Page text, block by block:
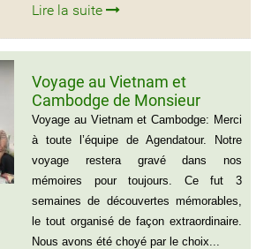
Lire la suite
Voyage au Vietnam et
Cambodge de Monsieur
Sylvain Forest
Voyage au Vietnam et Cambodge: Merci
à toute l’équipe de Agendatour. Notre
voyage restera gravé dans nos
mémoires pour toujours. Ce fut 3
semaines de découvertes mémorables,
le tout organisé de façon extraordinaire.
Nous avons été choyé par le choix...